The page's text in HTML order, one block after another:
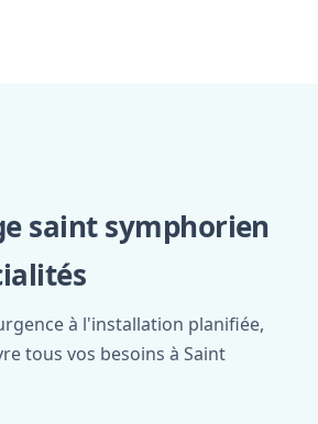
saint symphorien
à l'installation planifiée,
tous vos besoins à Saint